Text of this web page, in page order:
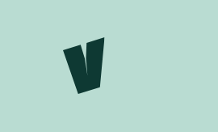
contenuto